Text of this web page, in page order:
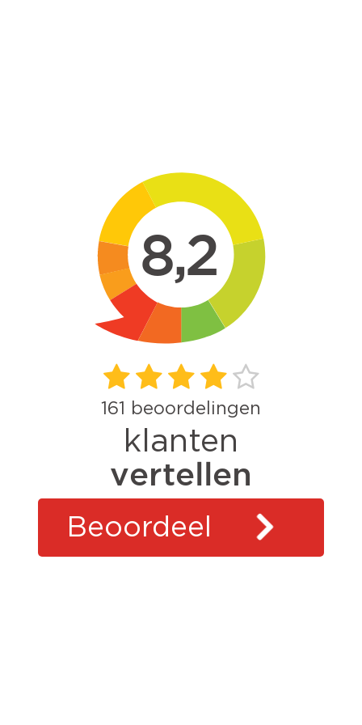
8,2
161 beoordelingen
klanten
vertellen
Beoordeel